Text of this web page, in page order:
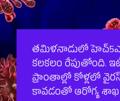
తమిళనాడులో
కలకలం రేపుతోంది.
ప్రాంతాల్లో కోళ్లలో
కావడంతో ఆరోగ్య శాఖ